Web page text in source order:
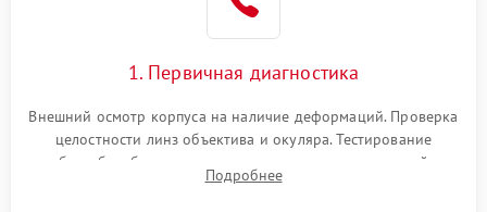
1. Первичная диагностика
Внешний осмотр корпуса на наличие деформаций. Проверка
целостности линз объектива и окуляра. Тестирование
работы барабанчиков ввода поправок, кольца отстройки
параллакса и зума. Выявление сколов, внутренних
Подробнее